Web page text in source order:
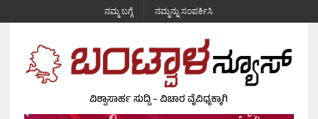
ನಮ್ಮ ಬಗ್ಗೆ ನಮ್ಮನ್ನು ಸಂಪರ್ಕಿಸಿ